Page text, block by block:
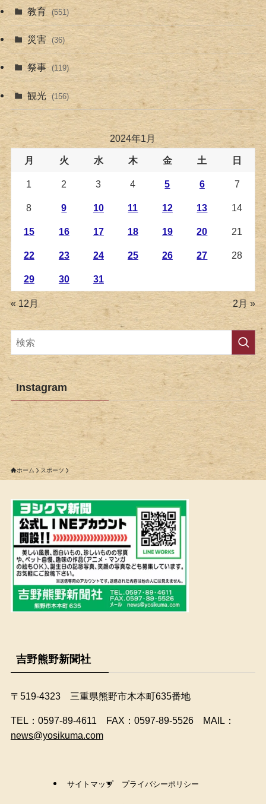
教育 (551)
災害 (36)
祭事 (119)
観光 (156)
2024年1月
月 火 水 木 金 土 日
1 2 3 4 5 6 7
8 9 10 11 12 13 14
15 16 17 18 19 20 21
22 23 24 25 26 27 28
29 30 31
« 12月 2月 »
Instagram
ホーム スポーツ
吉野熊野新聞社
〒519-4323 三重県熊野市木本町635番地
​TEL：0597-89-4611 FAX：0597-89-5526 MAIL：
news@yosikuma.com
サイトマップ プライバシーポリシー